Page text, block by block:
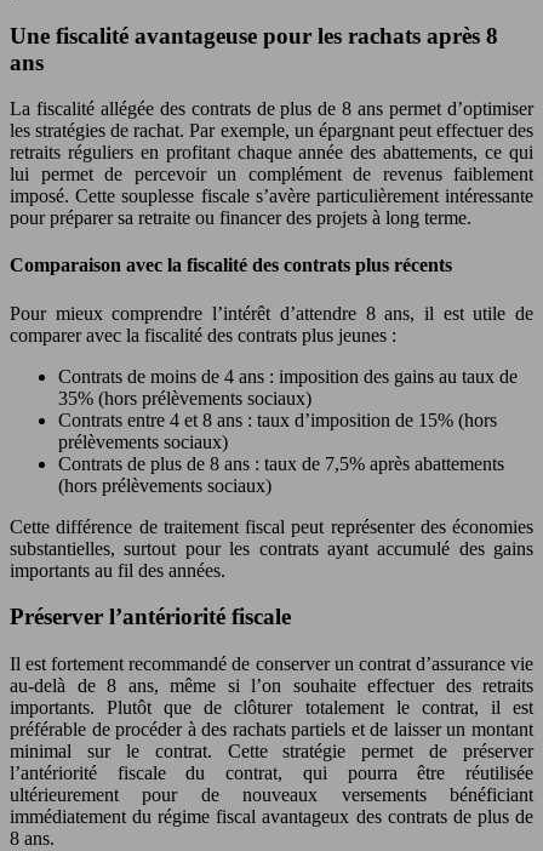
Une fiscalité avantageuse pour les rachats après 8
ans
La fiscalité allégée des contrats de plus de 8 ans permet d’optimiser
les stratégies de rachat. Par exemple, un épargnant peut effectuer des
retraits réguliers en profitant chaque année des abattements, ce qui
lui permet de percevoir un complément de revenus faiblement
imposé. Cette souplesse fiscale s’avère particulièrement intéressante
pour préparer sa retraite ou financer des projets à long terme.
Comparaison avec la fiscalité des contrats plus récents
Pour mieux comprendre l’intérêt d’attendre 8 ans, il est utile de
comparer avec la fiscalité des contrats plus jeunes :
Contrats de moins de 4 ans : imposition des gains au taux de
35% (hors prélèvements sociaux)
Contrats entre 4 et 8 ans : taux d’imposition de 15% (hors
prélèvements sociaux)
Contrats de plus de 8 ans : taux de 7,5% après abattements
(hors prélèvements sociaux)
Cette différence de traitement fiscal peut représenter des économies
substantielles, surtout pour les contrats ayant accumulé des gains
importants au fil des années.
Préserver l’antériorité fiscale
Il est fortement recommandé de conserver un contrat d’assurance vie
au-delà de 8 ans, même si l’on souhaite effectuer des retraits
importants. Plutôt que de clôturer totalement le contrat, il est
préférable de procéder à des rachats partiels et de laisser un montant
minimal sur le contrat. Cette stratégie permet de préserver
l’antériorité fiscale du contrat, qui pourra être réutilisée
ultérieurement pour de nouveaux versements bénéficiant
immédiatement du régime fiscal avantageux des contrats de plus de
8 ans.